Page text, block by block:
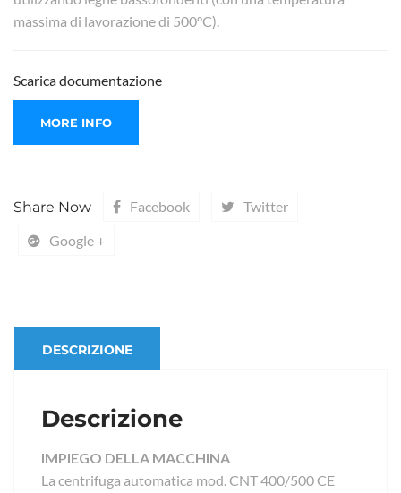
massima di lavorazione di 500°C).
Scarica documentazione
Share Now Facebook
Twitter
Google +
DESCRIZIONE
Descrizione
IMPIEGO DELLA MACCHINA
La centrifuga automatica mod. CNT 400/500 CE